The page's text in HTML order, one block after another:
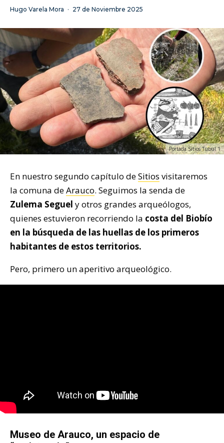
Hugo Varela Mora · 27 de Noviembre 2025
Portada Sitios Tubul 1
En nuestro segundo capítulo deSitios visitaremos
la comuna deArauco. Seguimos la senda de
Zulema Seguel y otros grandes arqueólogos,
quienes estuvieron recorriendo la costa del Biobío
en la búsqueda de las huellas de los primeros
habitantes de estos territorios.
Pero, primero un aperitivo arqueológico.
Museo de Arauco, un espacio de